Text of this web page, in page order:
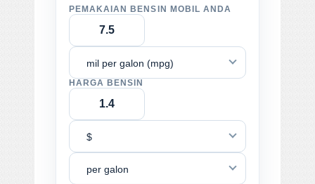
PEMAKAIAN BENSIN MOBIL ANDA
mil per galon (mpg)
HARGA BENSIN
$
per galon